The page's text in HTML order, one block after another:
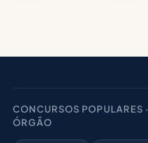
CONCURSOS POPULARES
ÓRGÃO